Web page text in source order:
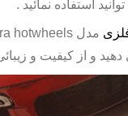
استفاده نمائید .
مدلhotwheels
و از کیفیت و